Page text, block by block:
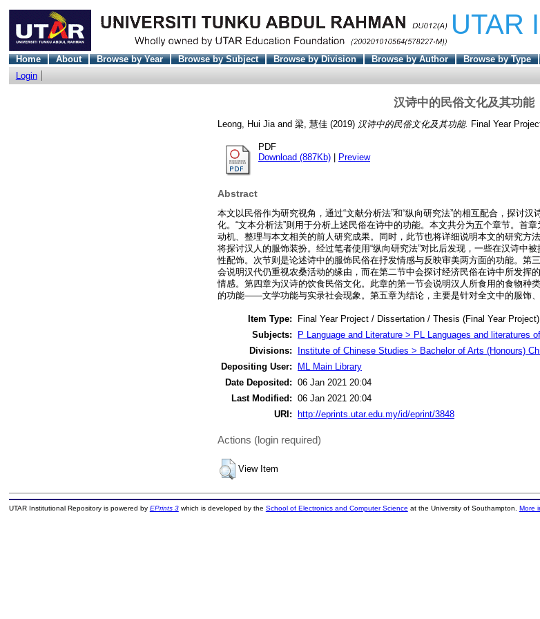
UTAR
Home About Browse by Year Browse by Subject Browse by Division Browse by Author
Browse by Type
Login
汉诗中的民俗文化及其功能
Leong, Hui Jiaand 梁, 慧佳 (2019) 汉诗中的民俗文化及其功能. Final Year
PDF
Download (887Kb)
Preview
Abstract
本文以民俗作为研究视角，通过“文献分析法”和“纵向研究法”的相互配合，探讨
化。“文本分析法”则用于分析上述民俗在诗中的功能。本文共分为五个章节。首
动机、整理与本文相关的前人研究成果。同时，此节也将详细说明本文的研究方
将探讨汉人的服饰装扮。经过笔者使用“纵向研究法”对比后发现，一些在汉诗中
性配饰。次节则是论述诗中的服饰民俗在抒发情感与反映审美两方面的功能。第
会说明汉代仍重视农桑活动的缘由，而在第二节中会探讨经济民俗在诗中所发
情感。第四章为汉诗的饮食民俗文化。此章的第一节会说明汉人所食用的食物种
的功能——文学功能与实录社会现象。第五章为结论，主要是针对全文中的服饰、
Item Type:
Final Year Project / Dissertation / Thesis (Final Year Project)
Subjects:
P Language and Literature > PL Languages and literatures
Divisions:
Institute of Chinese Studies > Bachelor of Arts (Honours)
Depositing User:
ML Main Library
Date Deposited: 06 Jan 2021 20:04
Last Modified: 06 Jan 2021 20:04
URI:
http://eprints.utar.edu.my/id/eprint/3848
Actions (login required)
View Item
UTAR Institutional Repository is powered by EPrints 3which is developed by the School of Electronics and Computer Science at the University of Southampton. More